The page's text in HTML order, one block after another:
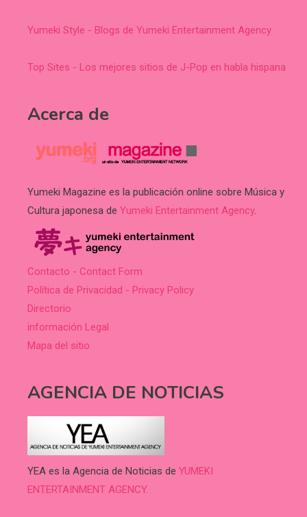
Yumeki Style - Blogs de Yumeki Entertainment Agency
Top Sites - Los mejores sitios de J-Pop en habla hispana
Acerca de
Yumeki Magazine es la publicación online sobre Música y
Cultura japonesa de Yumeki Entertainment Agency.
Contacto - Contact Form
Política de Privacidad - Privacy Policy
Directorio
información Legal
Mapa del sitio
AGENCIA DE NOTICIAS
YEA es la Agencia de Noticias de YUMEKI
ENTERTAINMENT AGENCY.